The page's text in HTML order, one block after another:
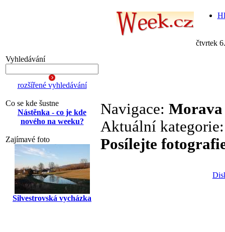
čtvrtek
Vyhledávání
rozšířené vyhledávání
Co se kde šustne
Nástěnka - co je kde
nového na weeku?
Zajímavé foto
Silvestrovská vycházka
Navigace: Morava
Aktuální
Posílejte